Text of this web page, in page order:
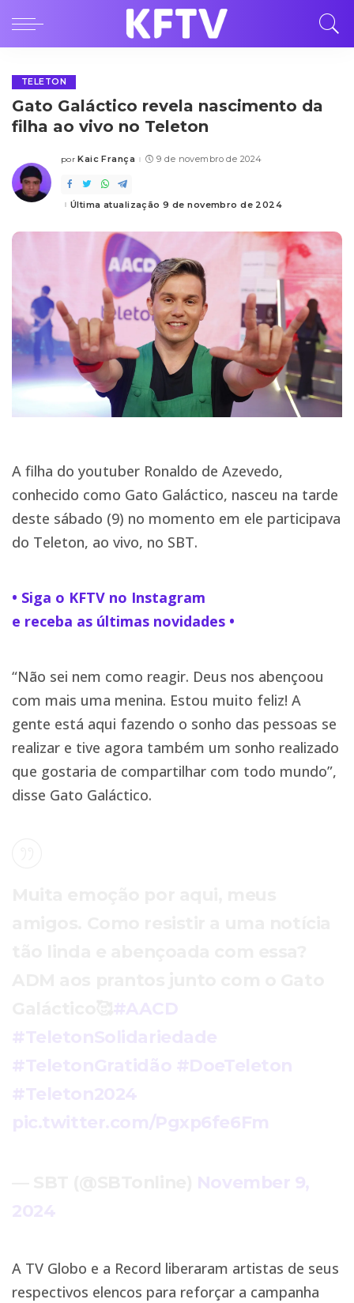
TELETON
Gato Galáctico revela nascimento da
filha ao vivo no Teleton
Posted
por Kaic França 9 de novembro de 2024
Última atualização 9 de novembro de 2024
A filha do youtuber Ronaldo de Azevedo,
conhecido como Gato Galáctico, nasceu na tarde
deste sábado (9) no momento em ele participava
do Teleton, ao vivo, no SBT.
• Siga o KFTV no Instagram
e receba as últimas novidades •
“Não sei nem como reagir. Deus nos abençoou
com mais uma menina. Estou muito feliz! A
gente está aqui fazendo o sonho das pessoas se
realizar e tive agora também um sonho realizado
que gostaria de compartilhar com todo mundo”,
disse Gato Galáctico.
A TV Globo e a Record liberaram artistas de seus
respectivos elencos para reforçar a campanha